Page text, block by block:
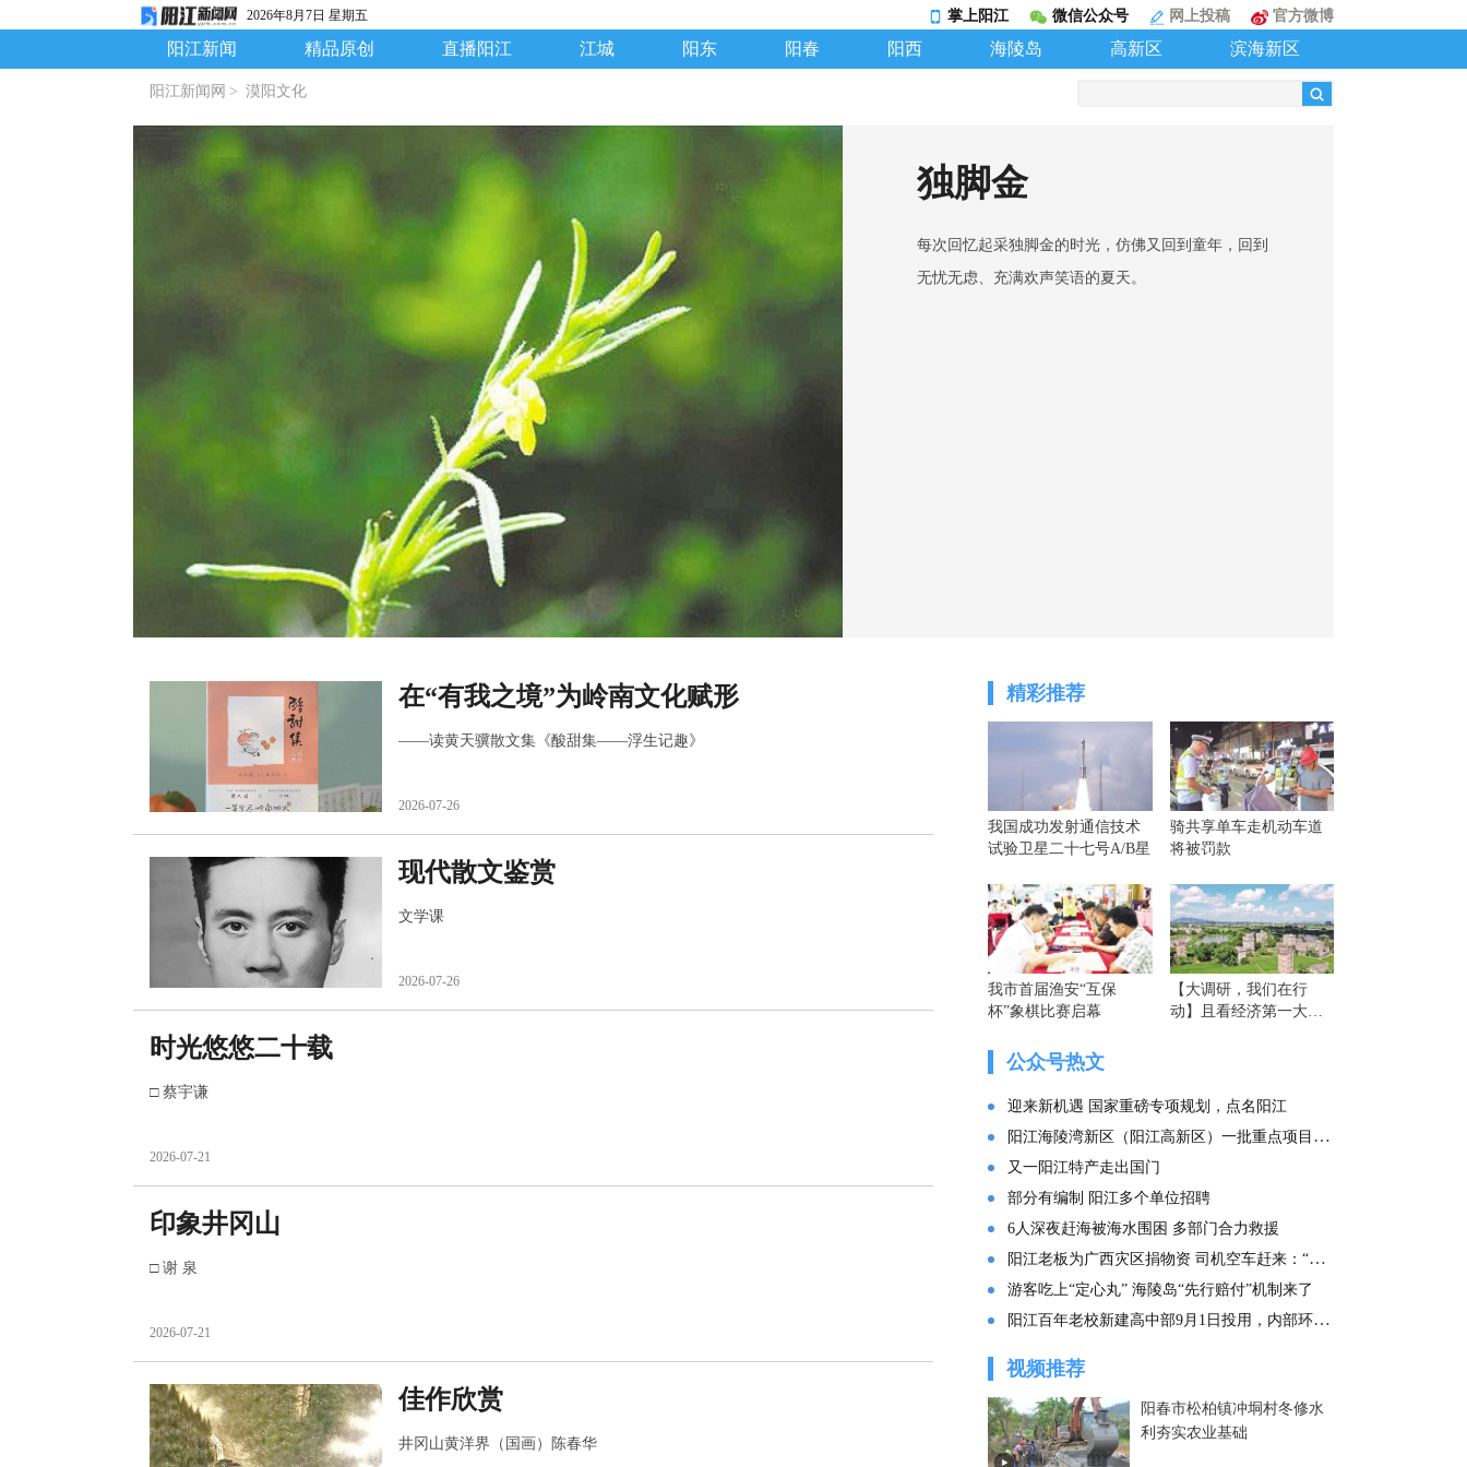
2026年8月7日 星期五 掌上阳江 微信公众号 网上投稿 官方微博
阳江新闻 精品原创 直播阳江 江城 阳东 阳春 阳西 海陵岛 高新区 滨海新区
阳江新闻网 > 漠阳文化
独脚金
每次回忆起采独脚金的时光，仿佛又回到童年，回到
无忧无虑、充满欢声笑语的夏天。
在“有我之境”为岭南文化赋形
——读黄天骥散文集《酸甜集——浮生记趣》
2026-07-26
现代散文鉴赏
文学课
2026-07-26
时光悠悠二十载
□ 蔡宇谦
2026-07-21
印象井冈山
□ 谢 泉
2026-07-21
佳作欣赏
井冈山黄洋界（国画）陈春华
精彩推荐
我国成功发射通信技术
试验卫星二十七号A/B星
骑共享单车走机动车道
将被罚款
我市首届渔安“互保
杯”象棋比赛启幕
【大调研，我们在行
动】且看经济第一大省
公众号热文
迎来新机遇 国家重磅专项规划，点名阳江
阳江海陵湾新区（阳江高新区）一批重点项目集中投产
又一阳江特产走出国门
部分有编制 阳江多个单位招聘
6人深夜赶海被海水围困 多部门合力救援
阳江老板为广西灾区捐物资 司机空车赶来：“免费拉！”
游客吃上“定心丸” 海陵岛“先行赔付”机制来了
阳江百年老校新建高中部9月1日投用，内部环境曝光
视频推荐
阳春市松柏镇冲垌村冬修水
利夯实农业基础